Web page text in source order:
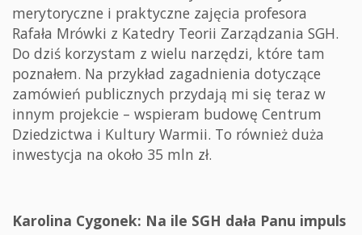
merytoryczne i praktyczne zajęcia profesora
Rafała Mrówki z Katedry Teorii Zarządzania SGH.
Do dziś korzystam z wielu narzędzi, które tam
poznałem. Na przykład zagadnienia dotyczące
zamówień publicznych przydają mi się teraz w
innym projekcie – wspieram budowę Centrum
Dziedzictwa i Kultury Warmii. To również duża
inwestycja na około 35 mln zł.
Karolina Cygonek: Na ile SGH dała Panu impuls